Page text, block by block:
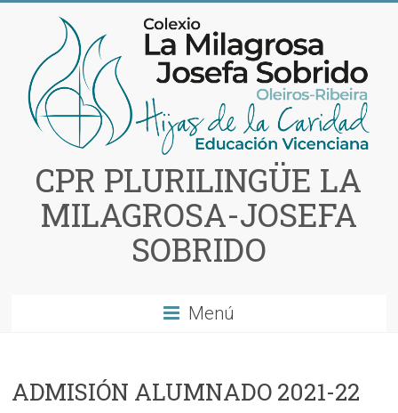
contenido
CPR PLURILINGÜE LA
MILAGROSA-JOSEFA
SOBRIDO
Menú
ADMISIÓN ALUMNADO 2021-22